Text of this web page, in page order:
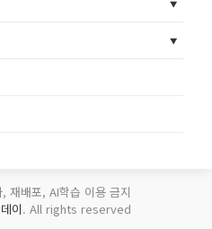
재배포, AI학습 이용 금지
이. All rights reserved